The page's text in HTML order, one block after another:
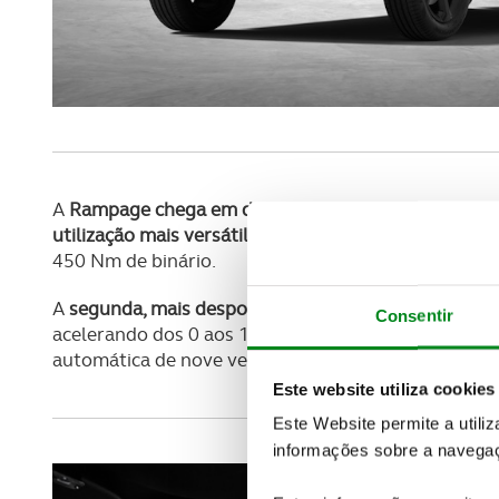
Consentir
Este website utiliza cookies
Este Website permite a
informações sobre a
A Rampage chega em duas versões distintas
utilização mais versátil e fora de estrada
450 Nm de binário.
Asegunda, mais desportiva, utiliza um motor 2.0
acelerando dos 0 aos 100 km/h em 6,9s. Ambas as
automática de nove velocidades.